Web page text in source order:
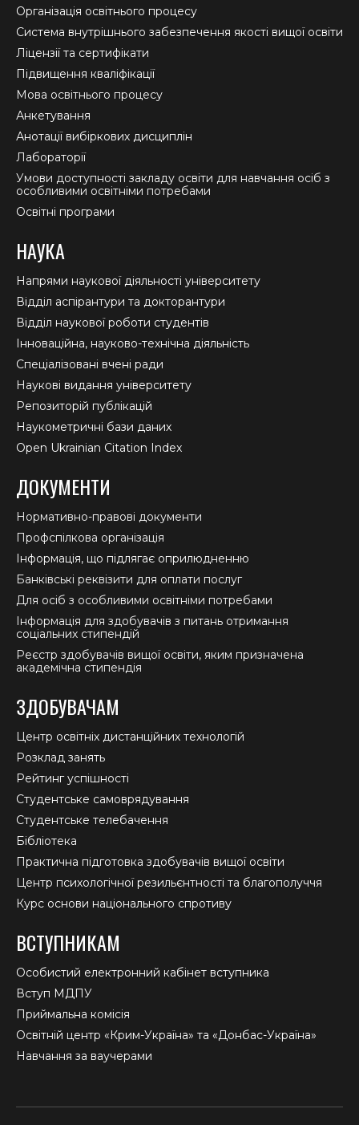
in
new
window
in
new
window
in
new
window
Організація освітнього процесу
Система внутрішнього забезпечення якості вищої освіти
Ліцензії та сертифікати
Підвищення кваліфікації
Мова освітнього процесу
Анкетування
Анотації вибіркових дисциплін
Лабораторії
Умови доступності закладу освіти для навчання осіб з
особливими освітніми потребами
Освітні програми
НАУКА
Напрями наукової діяльності університету
Відділ аспірантури та докторантури
Відділ наукової роботи студентів
Інноваційна, науково-технічна діяльність
Спеціалізовані вчені ради
Наукові видання університету
Репозиторій публікацій
Наукометричні бази даних
Open Ukrainian Citation Index
ДОКУМЕНТИ
Нормативно-правові документи
Профспілкова організація
Інформація, що підлягає оприлюдненню
Банківські реквізити для оплати послуг
Для осіб з особливими освітніми потребами
Інформація для здобувачів з питань отримання
соціальних стипендій
Реєстр здобувачів вищої освіти, яким призначена
академічна стипендія
ЗДОБУВАЧАМ
Центр освітніх дистанційних технологій
Розклад занять
Рейтинг успішності
Студентське самоврядування
Студентське телебачення
Бібліотека
Практична підготовка здобувачів вищої освіти
Центр психологічної резильєнтності та благополуччя
Курс основи національного спротиву
ВСТУПНИКАМ
Особистий електронний кабінет вступника
Вступ МДПУ
Приймальна комісія
Освітній центр «Крим-Україна» та «Донбас-Україна»
Навчання за ваучерами